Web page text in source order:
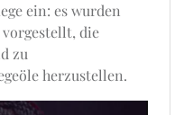
ein: es wurden
die
zu
herzustellen.